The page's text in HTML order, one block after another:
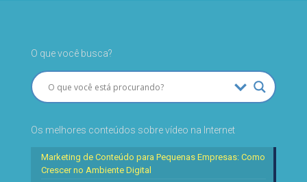
O que você busca?
Os melhores conteúdos sobre vídeo na Internet
Marketing de Conteúdo para Pequenas Empresas: Como
Crescer no Ambiente Digital